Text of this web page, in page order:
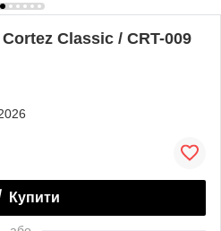
Cortez Classic / CRT-009
Купити